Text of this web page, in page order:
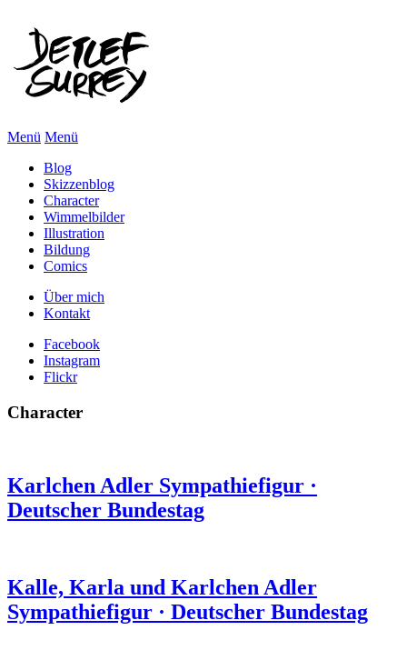
Menü Menü
Blog
Skizzenblog
Character
Wimmelbilder
Illustration
Bildung
Comics
Über mich
Kontakt
Facebook
Instagram
Flickr
Character
Karlchen Adler Sympathiefigur ·
Deutscher Bundestag
Kalle, Karla und Karlchen Adler
Sympathiefigur · Deutscher Bundestag